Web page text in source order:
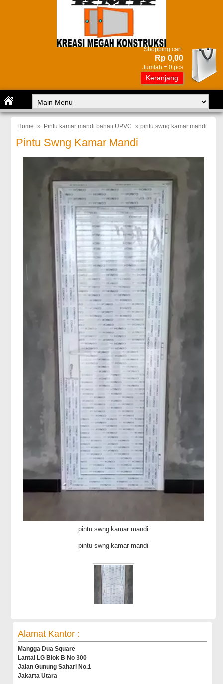
Shopping cart:
Rp 0,00
Jumlah = 0 pcs
Keranjang
Home » Pintu kamar mandi bahan UPVC » pintu swng kamar mandi
Pintu Swng Kamar Mandi
pintu swng kamar mandi
pintu swng kamar mandi
Alamat Kantor :
Mangga Dua Square
Lantai LG Blok B No 300
Jalan Gunung Sahari No.1
Jakarta Utara